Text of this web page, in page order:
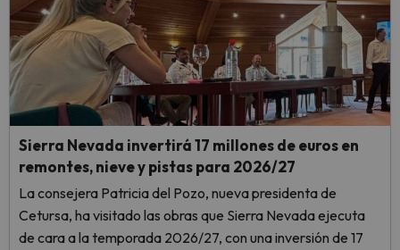
Sierra Nevada invertirá 17 millones de euros en
remontes, nieve y pistas para 2026/27
La consejera Patricia del Pozo, nueva presidenta de
Cetursa, ha visitado las obras que Sierra Nevada ejecuta
de cara a la temporada 2026/27, con una inversión de 17